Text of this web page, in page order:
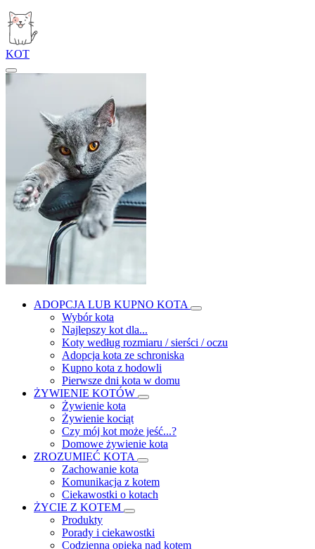
KOT
ADOPCJA LUB KUPNO KOTA
Wybór kota
Najlepszy kot dla...
Koty według rozmiaru / sierści / oczu
Adopcja kota ze schroniska
Kupno kota z hodowli
Pierwsze dni kota w domu
ŻYWIENIE KOTÓW
Żywienie kota
Żywienie kociąt
Czy mój kot może jeść...?
Domowe żywienie kota
ZROZUMIEĆ KOTA
Zachowanie kota
Komunikacja z kotem
Ciekawostki o kotach
ŻYCIE Z KOTEM
Produkty
Porady i ciekawostki
Codzienna opieka nad kotem